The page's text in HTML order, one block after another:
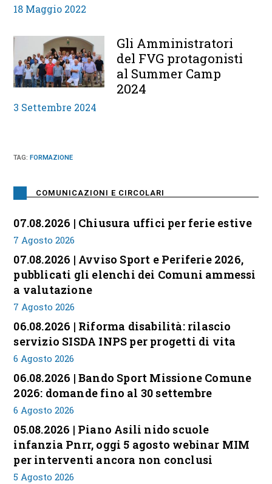
18 Maggio 2022
Gli Amministratori
del FVG protagonisti
al Summer Camp
2024
3 Settembre 2024
TAG: FORMAZIONE
COMUNICAZIONI E CIRCOLARI
07.08.2026 | Chiusura uffici per ferie estive
7 Agosto 2026
07.08.2026 | Avviso Sport e Periferie 2026,
pubblicati gli elenchi dei Comuni ammessi
a valutazione
7 Agosto 2026
06.08.2026 | Riforma disabilità: rilascio
servizio SISDA INPS per progetti di vita
6 Agosto 2026
06.08.2026 | Bando Sport Missione Comune
2026: domande fino al 30 settembre
6 Agosto 2026
05.08.2026 | Piano Asili nido scuole
infanzia Pnrr, oggi 5 agosto webinar MIM
per interventi ancora non conclusi
5 Agosto 2026